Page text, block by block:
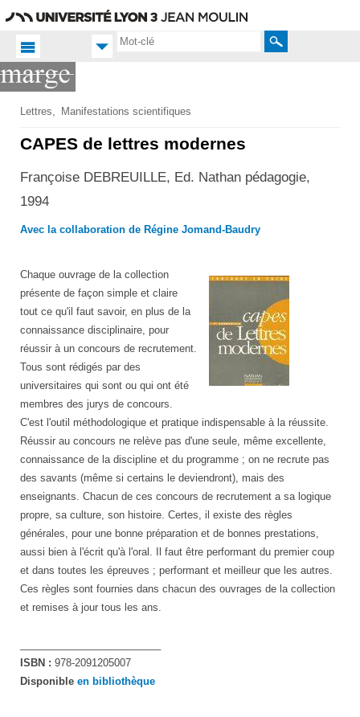
Rechercher
Accueil FR
Productions
scientifiques
Publications
Lettres Manifestations scientifiques
CAPES de lettres modernes
Françoise DEBREUILLE, Ed. Nathan pédagogie,
1994
Avec la collaboration de Régine Jomand-Baudry
Chaque ouvrage de la collection
présente de façon simple et claire
tout ce qu'il faut savoir, en plus de la
connaissance disciplinaire, pour
réussir à un concours de recrutement.
Tous sont rédigés par des
universitaires qui sont ou qui ont été
membres des jurys de concours.
C'est l'outil méthodologique et pratique indispensable à la réussite.
Réussir au concours ne relève pas d'une seule, même excellente,
connaissance de la discipline et du programme ; on ne recrute pas
des savants (même si certains le deviendront), mais des
enseignants. Chacun de ces concours de recrutement a sa logique
propre, sa culture, son histoire. Certes, il existe des règles
générales, pour une bonne préparation et de bonnes prestations,
aussi bien à l'écrit qu'à l'oral. Il faut être performant du premier coup
et dans toutes les épreuves ; performant et meilleur que les autres.
Ces règles sont fournies dans chacun des ouvrages de la collection
et remises à jour tous les ans.
ISBN : 978-2091205007
Disponible en bibliothèque